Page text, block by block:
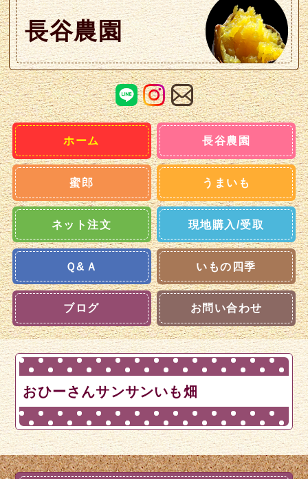
長谷農園
ホーム 長谷農園
蜜郎 うまいも
ネット注文 現地購入/受取
Ｑ&Ａ いもの四季
ブログ お問い合わせ
おひーさんサンサンいも畑